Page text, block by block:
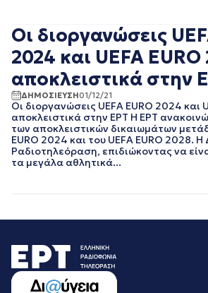
ΣΕΠΤΕΜΒΡΙΟΣ 2019
ΑΥΓΟΥΣΤΟΣ 2019
ΙΟΥΛΙΟΣ 2019
ΙΟΥΝΙΟΣ 2019
ΜΑΙΟΣ 2019
ΑΠΡΙΛΙΟΣ 2019
ΜΑΡΤΙΟΣ 2019
ΦΕΒΡΟΥΑΡΙΟΣ 2019
ΙΑΝΟΥΑΡΙΟΣ 2019
ΝΟΕΜΒΡΙΟΣ 2018
ΣΕΠΤΕΜΒΡΙΟΣ 2018
ΜΑΙΟΣ 2018
ΑΠΡΙΛΙΟΣ 2018
Οι διοργανώσεις
2024 και UEFA EURO
αποκλειστικά στην
ΔΗΜΟΣΙΕΥΣΗ01/12/21
Οι διοργανώσεις UEFA EURO 2024 και
αποκλειστικά στην ΕΡΤ Η ΕΡΤ
των αποκλειστικών δικαιωμάτων
EURO 2024 και του UEFA EURO 2028.
Ραδιοτηλεόραση, επιδιώκοντας να
τα μεγάλα αθλητικά...